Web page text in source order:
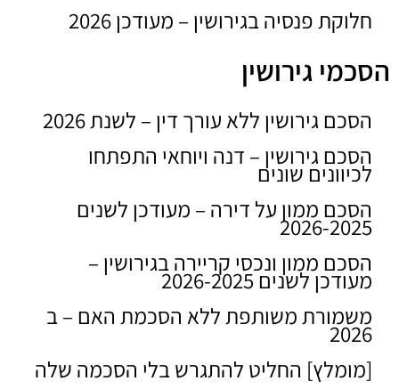
חלוקת פנסיה בגירושין – מעודכן 2026
הסכמי גירושין
הסכם גירושין ללא עורך דין – לשנת 2026
הסכם גירושין – דנה ויוחאי התפתחו
לכיוונים שונים
הסכם ממון על דירה – מעודכן לשנים
2026-2025
הסכם ממון ונכסי קריירה בגירושין –
מעודכן לשנים 2026-2025
משמורת משותפת ללא הסכמת האם – ב
2026
[מומלץ] החליט להתגרש בלי הסכמה שלה